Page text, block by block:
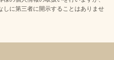
しに第三者に開示することはありませ